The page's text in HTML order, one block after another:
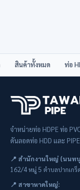
สินค้าทั้งหมด ท่อ
จำหน่ายท่อ HDPE ท่อ
ดันลอดท่อ HDD และ
📍 สำนักงานใหญ่ (นนท
162/4 หมู่ 5 ตำบลปากเก
📍 สาขาหาดใหญ่: